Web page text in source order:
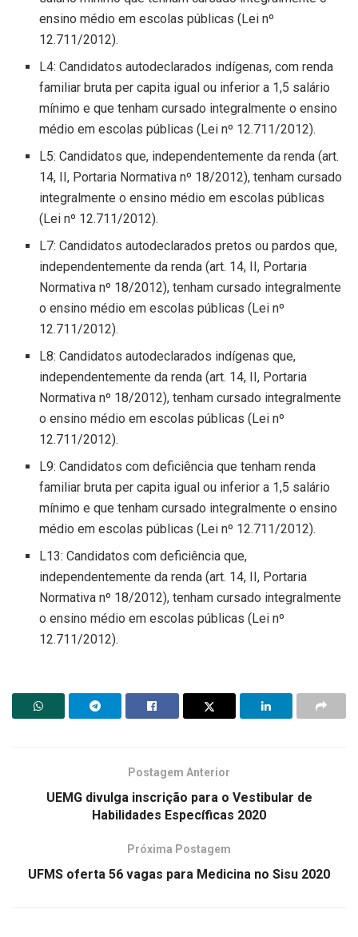
ensino médio em escolas públicas (Lei nº
12.711/2012).
L4: Candidatos autodeclarados indígenas, com renda
familiar bruta per capita igual ou inferior a 1,5 salário
mínimo e que tenham cursado integralmente o ensino
médio em escolas públicas (Lei nº 12.711/2012).
L5: Candidatos que, independentemente da renda (art.
14, II, Portaria Normativa nº 18/2012), tenham cursado
integralmente o ensino médio em escolas públicas
(Lei nº 12.711/2012).
L7: Candidatos autodeclarados pretos ou pardos que,
independentemente da renda (art. 14, II, Portaria
Normativa nº 18/2012), tenham cursado integralmente
o ensino médio em escolas públicas (Lei nº
12.711/2012).
L8: Candidatos autodeclarados indígenas que,
independentemente da renda (art. 14, II, Portaria
Normativa nº 18/2012), tenham cursado integralmente
o ensino médio em escolas públicas (Lei nº
12.711/2012).
L9: Candidatos com deficiência que tenham renda
familiar bruta per capita igual ou inferior a 1,5 salário
mínimo e que tenham cursado integralmente o ensino
médio em escolas públicas (Lei nº 12.711/2012).
L13: Candidatos com deficiência que,
independentemente da renda (art. 14, II, Portaria
Normativa nº 18/2012), tenham cursado integralmente
o ensino médio em escolas públicas (Lei nº
12.711/2012).
Postagem Anterior
UEMG divulga inscrição para o Vestibular de
Habilidades Específicas 2020
Próxima Postagem
UFMS oferta 56 vagas para Medicina no Sisu 2020